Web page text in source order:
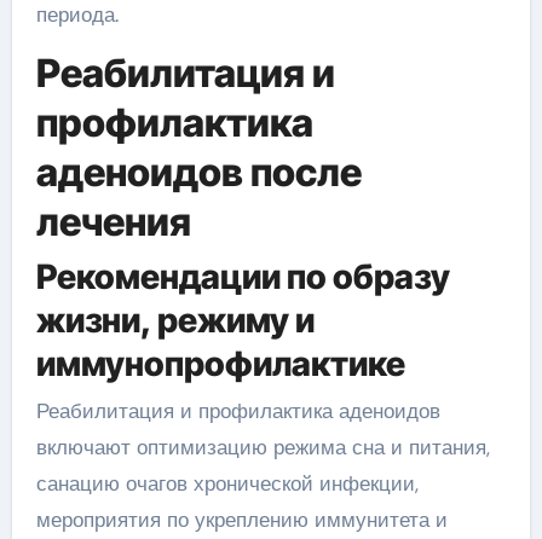
периода.
Реабилитация и
профилактика
аденоидов после
лечения
Рекомендации по образу
жизни, режиму и
иммунопрофилактике
Реабилитация и профилактика аденоидов
включают оптимизацию режима сна и питания,
санацию очагов хронической инфекции,
мероприятия по укреплению иммунитета и